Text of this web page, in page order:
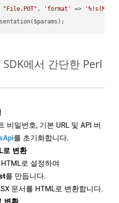
"File.POT" , 'format' =>
에서 간단한 Perl
비밀번호, 기본 URL 및 API 버
를 초기화합니다.
로 변환
로 설정하여
를 만듭니다.
문서를 HTML로 변환합니다.